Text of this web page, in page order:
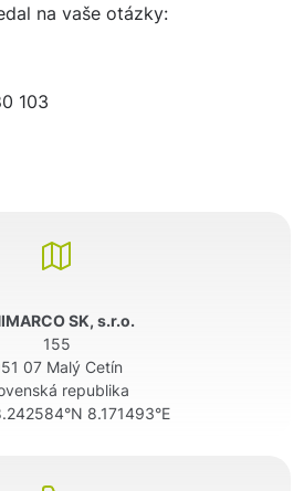
na vaše otázky:
103
SK, s.r.o.
155
07 Malý Cetín
republika
8.171493°E